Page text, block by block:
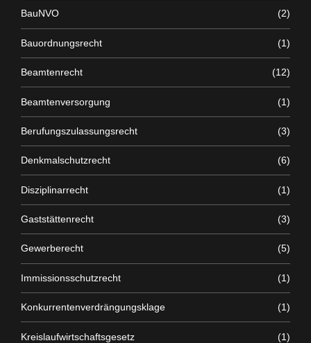
BauNVO (2)
Bauordnungsrecht (1)
Beamtenrecht (12)
Beamtenversorgung (1)
Berufungszulassungsrecht (3)
Denkmalschutzrecht (6)
Disziplinarrecht (1)
Gaststättenrecht (3)
Gewerberecht (5)
Immissionsschutzrecht (1)
Konkurrentenverdrängungsklage (1)
Kreislaufwirtschaftsgesetz (1)